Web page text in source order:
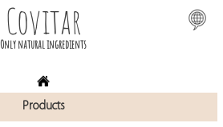
Covitar
Only natural ingredients
Products